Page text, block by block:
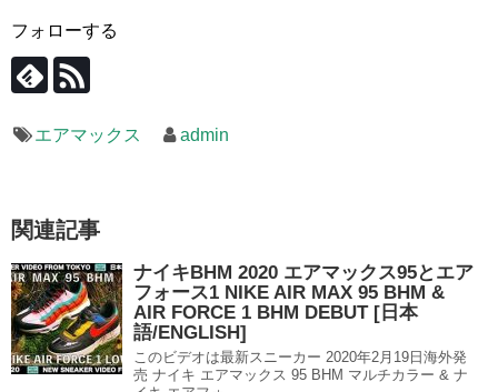
フォローする
エアマックス admin
関連記事
ナイキBHM 2020 エアマックス95とエア
フォース1 NIKE AIR MAX 95 BHM &
AIR FORCE 1 BHM DEBUT [日本
語/ENGLISH]
このビデオは最新スニーカー 2020年2月19日海外発
売 ナイキ エアマックス 95 BHM マルチカラー & ナ